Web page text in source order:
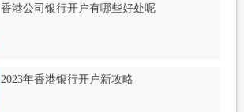
香港公司银行开户有哪些好处呢
2023年香港银行开户新攻略